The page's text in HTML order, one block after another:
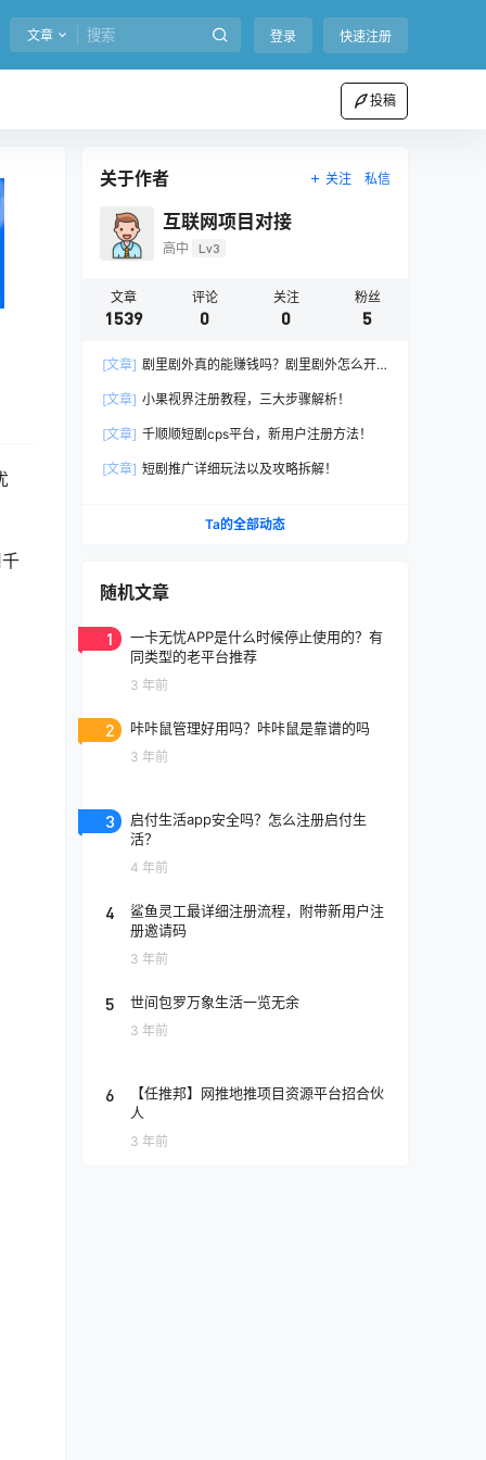
文章 登录 快速注册
投稿
关于作者 关注 私信
互联网项目对接
高中 Lv3
文章
1539
评论
0
关注
0
粉丝
5
[文章] 剧里剧外真的能赚钱吗？剧里剧外怎么开
[文章] 小果视界注册教程，三大步骤解析！
[文章] 千顺顺短剧cps平台，新用户注册方法！
[文章] 短剧推广详细玩法以及攻略拆解！
Ta的全部动态
随机文章
1
一卡无忧APP是什么时候停止使用的？有
同类型的老平台推荐
3 年前
2 咔咔鼠管理好用吗？咔咔鼠是靠谱的吗
3 年前
3
启付生活app安全吗？怎么注册启付生
活？
4 年前
4
鲨鱼灵工最详细注册流程，附带新用户注
册邀请码
3 年前
5 世间包罗万象生活一览无余
3 年前
6
【任推邦】网推地推项目资源平台招合伙
人
3 年前